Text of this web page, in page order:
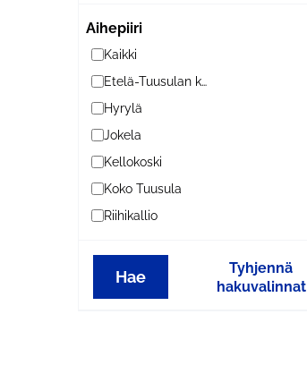
Aihepiiri
Kaikki
Etelä-Tuusulan kylät
Hyrylä
Jokela
Kellokoski
Koko Tuusula
Riihikallio
Hae
Tyhjennä
hakuvalinnat